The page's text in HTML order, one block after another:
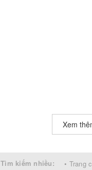
Xem
Tìm kiếm nhiều: • Trang